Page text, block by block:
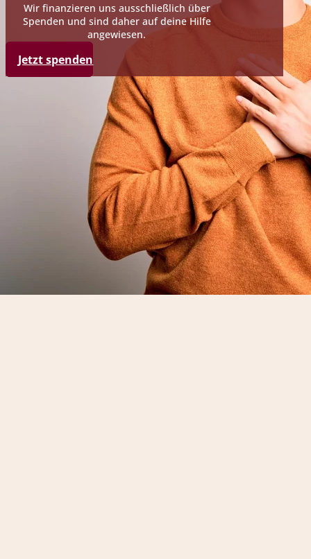
Wir finanzieren uns ausschließlich über
Spenden und sind daher auf deine Hilfe
angewiesen.
Jetzt spenden